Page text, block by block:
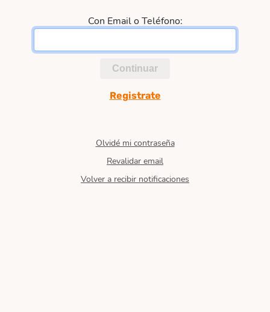
Con Email o Teléfono:
Continuar
Registrate
Olvidé mi contraseña
Revalidar email
Volver a recibir notificaciones